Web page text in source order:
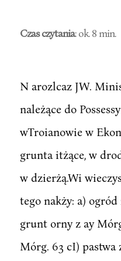
Czas czytania: ok. 8 min.
N arozlcaz JW.
należące do
wTroianowie w
grunta itżące, w
w dzierżą.Wi
tego nakży: a)
grunt orny z ay
Mórg. 63 cI) pastwa